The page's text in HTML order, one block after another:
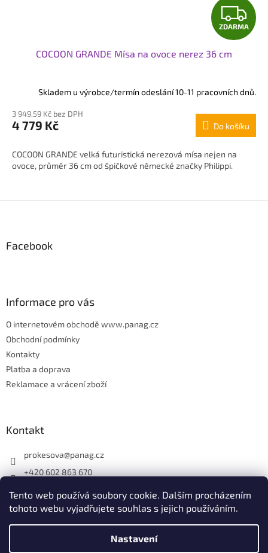
Tento web používá soubory cookie. Dalším procházením
tohoto webu vyjadřujete souhlas s jejich používáním.
Nastavení
Z
D
R
M
A
ZDARMA
COCOON GRANDE Mísa na ovoce nerez 36 cm
Skladem u výrobce/termín odeslání 10-11 pracovních dnů.
3 949,59 Kč bez DPH
4 779 Kč Do košíku
COCOON GRANDE velká futuristická nerezová mísa nejen na
ovoce, průměr 36 cm od špičkové německé značky Philippi.
p
aFacebook
Informace pro vás
O internetovém obchodě www.panag.cz
Obchodní podmínky
Kontakty
Platba a doprava
Reklamace a vrácení zboží
Kontakt
prokesova@panag.cz
+420 602 863 670
Vytvořil Shoptet